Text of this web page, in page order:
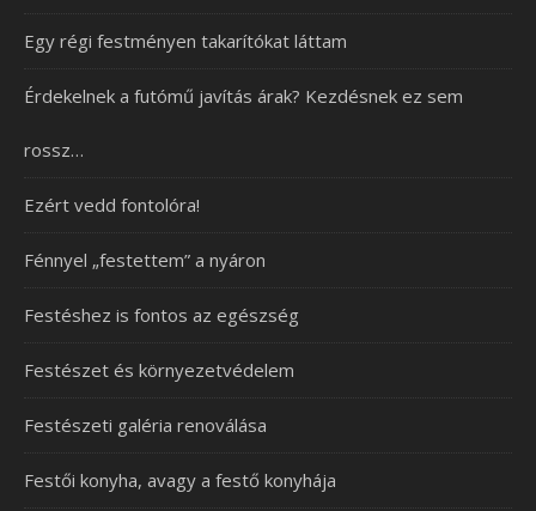
Egy régi festményen takarítókat láttam
Érdekelnek a futómű javítás árak? Kezdésnek ez sem
rossz…
Ezért vedd fontolóra!
Fénnyel „festettem” a nyáron
Festéshez is fontos az egészség
Festészet és környezetvédelem
Festészeti galéria renoválása
Festői konyha, avagy a festő konyhája